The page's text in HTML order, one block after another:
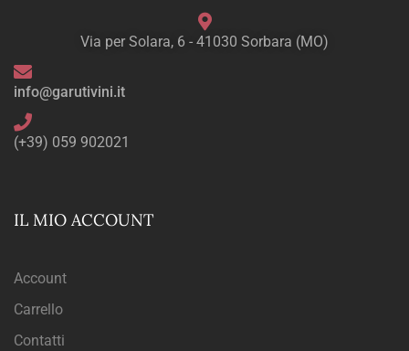
Via per Solara, 6 - 41030 Sorbara (MO)
info@garutivini.it
(+39) 059 902021
IL MIO ACCOUNT
Account
Carrello
Contatti